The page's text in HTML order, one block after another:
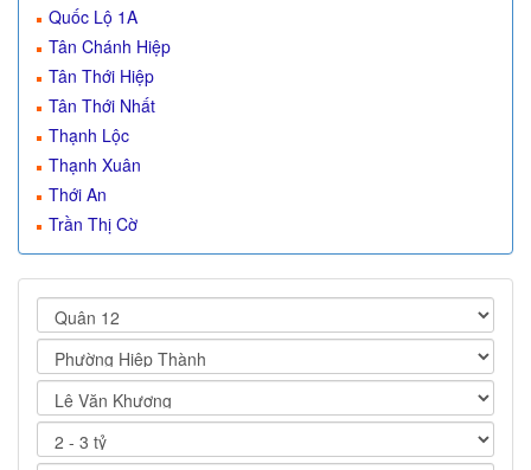
Quốc Lộ 1A
Tân Chánh Hiệp
Tân Thới Hiệp
Tân Thới Nhất
Thạnh Lộc
Thạnh Xuân
Thới An
Trần Thị Cờ